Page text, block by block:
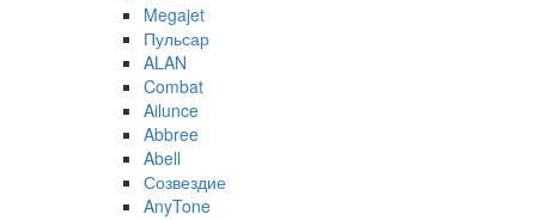
Megajet
Пульсар
ALAN
Combat
Ailunce
Abbree
Abell
Созвездие
AnyTone